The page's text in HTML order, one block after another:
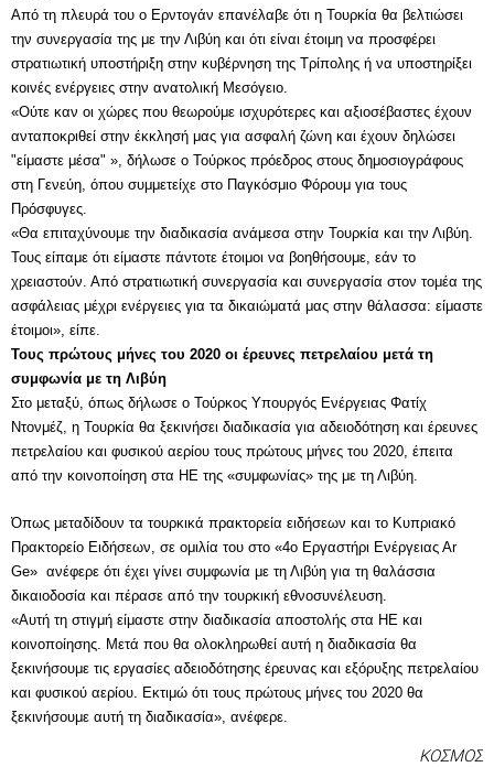
Από τη πλευρά του ο Ερντογάν επανέλαβε ότι η Τουρκία θα βελτιώσει
την συνεργασία της με την Λιβύη και ότι είναι έτοιμη να προσφέρει
στρατιωτική υποστήριξη στην κυβέρνηση της Τρίπολης ή να υποστηρίξει
κοινές ενέργειες στην ανατολική Μεσόγειο.
«Ούτε καν οι χώρες που θεωρούμε ισχυρότερες και αξιοσέβαστες έχουν
ανταποκριθεί στην έκκλησή μας για ασφαλή ζώνη και έχουν δηλώσει
"είμαστε μέσα" », δήλωσε ο Τούρκος πρόεδρος στους δημοσιογράφους
στη Γενεύη, όπου συμμετείχε στο Παγκόσμιο Φόρουμ για τους
Πρόσφυγες.
«Θα επιταχύνουμε την διαδικασία ανάμεσα στην Τουρκία και την Λιβύη.
Τους είπαμε ότι είμαστε πάντοτε έτοιμοι να βοηθήσουμε, εάν το
χρειαστούν. Από στρατιωτική συνεργασία και συνεργασία στον τομέα της
ασφάλειας μέχρι ενέργειες για τα δικαιώματά μας στην θάλασσα: είμαστε
έτοιμοι», είπε.
Τους πρώτους μήνες του 2020 οι έρευνες πετρελαίου μετά τη
συμφωνία με τη Λιβύη
Στο μεταξύ, όπως δήλωσε ο Τούρκος Υπουργός Ενέργειας Φατίχ
Ντονμέζ, η Τουρκία θα ξεκινήσει διαδικασία για αδειοδότηση και έρευνες
πετρελαίου και φυσικού αερίου τους πρώτους μήνες του 2020, έπειτα
από την κοινοποίηση στα ΗΕ της «συμφωνίας» της με τη Λιβύη.
Όπως μεταδίδουν τα τουρκικά πρακτορεία ειδήσεων και το Κυπριακό
Πρακτορείο Ειδήσεων, σε ομιλία του στο «4ο Εργαστήρι Ενέργειας Αr
Ge» ανέφερε ότι έχει γίνει συμφωνία με τη Λιβύη για τη θαλάσσια
δικαιοδοσία και πέρασε από την τουρκική εθνοσυνέλευση.
«Αυτή τη στιγμή είμαστε στην διαδικασία αποστολής στα ΗΕ και
κοινοποίησης. Μετά που θα ολοκληρωθεί αυτή η διαδικασία θα
ξεκινήσουμε τις εργασίες αδειοδότησης έρευνας και εξόρυξης πετρελαίου
και φυσικού αερίου. Εκτιμώ ότι τους πρώτους μήνες του 2020 θα
ξεκινήσουμε αυτή τη διαδικασία», ανέφερε.
ΚΟΣΜΟΣ